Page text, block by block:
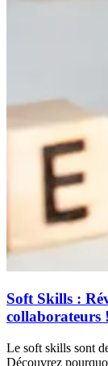
Soft Skills :
collaborateurs !
Le soft skills sont
Découvrez